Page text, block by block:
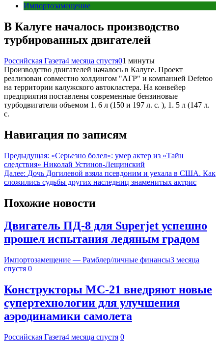
Импортозамещение
В Калуге началось производство
турбированных двигателей
Российская Газета4 месяца спустя01 минуты
Производство двигателей началось в Калуге. Проект
реализован совместно холдингом "АГР" и компанией Defetoo
на территории калужского автокластера. На конвейер
предприятия поставлены современные бензиновые
турбодвигатели объемом 1. 6 л (150 и 197 л. с. ), 1. 5 л (147 л.
с.
Навигация по записям
Предыдущая: «Серьезно болел»: умер актер из «Тайн
следствия» Николай Устинов-Лещинский
Далее: Дочь Догилевой взяла псевдоним и уехала в США. Как
сложились судьбы других наследниц знаменитых актрис
Похожие новости
Двигатель ПД-8 для Superjet успешно
прошел испытания ледяным градом
Импортозамещение — Рамблер/личные финансы3 месяца
спустя 0
Конструкторы МС-21 внедряют новые
супертехнологии для улучшения
аэродинамики самолета
Российская Газета4 месяца спустя 0